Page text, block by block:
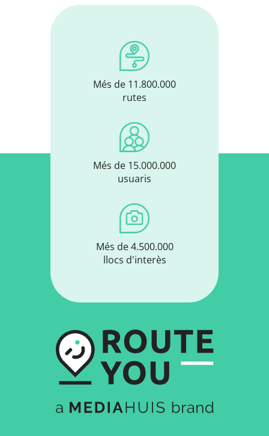
Més de 11.800.000
rutes
Més de 15.000.000
usuaris
Més de 4.500.000
llocs d'interès